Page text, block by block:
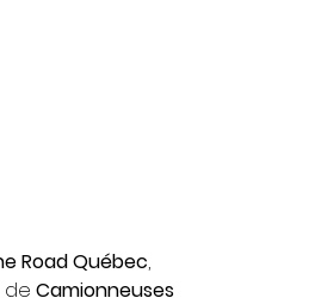
Road Québec,
Camionneuses